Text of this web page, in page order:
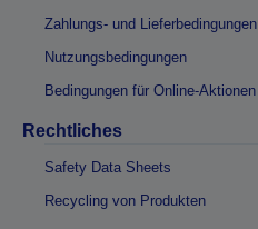
Zahlungs- und Lieferbedingungen
Nutzungsbedingungen
Bedingungen für Online-Aktionen
Rechtliches
Safety Data Sheets
Recycling von Produkten